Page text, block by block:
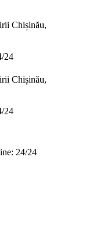
Chișinău,
24
Chișinău,
24
24/24